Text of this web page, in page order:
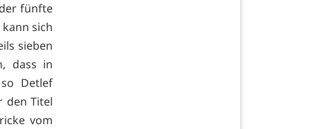
fünfte
sich
sieben
dass in
Detlef
den Titel
vom